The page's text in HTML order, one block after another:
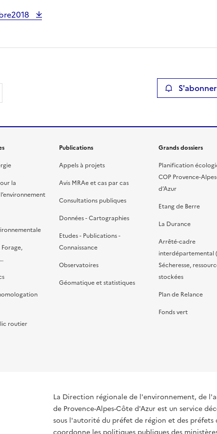
par email
Copier le lien de la page dans le presse-papier S'abonner
la
Forage,
routier
Publications
Appels à projets
Avis MRAe et cas par cas
Consultations publiques
Données - Cartographies
Etudes - Publications -
Connaissance
Observatoires
Géomatique et statistiques
Grands dossiers
Planification
COP Provence-
d’Azur
Etang de Berre
La Durance
Arrêté-cadre
interdépartemental
Sécheresse,
stockées
Plan de Relance
Fonds vert
La Direction régionale de l'environnement, de
de Provence-Alpes-Côte d'Azur est un service
sous l'autorité du préfet de région et des